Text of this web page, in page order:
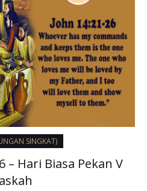
SINGKAT)
– Hari Biasa Pekan V